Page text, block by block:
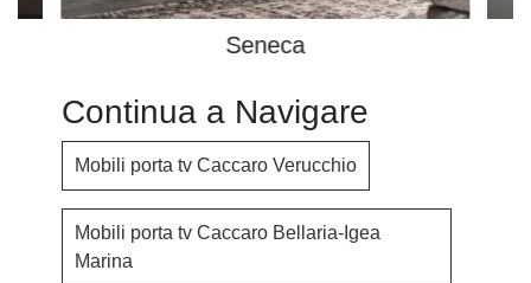
Seneca
Continua a Navigare
Mobili porta tv Caccaro Verucchio
Mobili porta tv Caccaro Bellaria-Igea
Marina